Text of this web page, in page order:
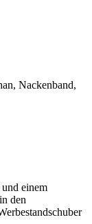
Nackenband,
einem
den